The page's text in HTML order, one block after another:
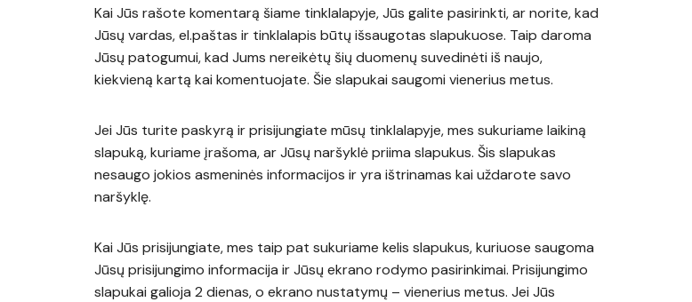
Kai Jūs rašote komentarą šiame tinklalapyje, Jūs galite pasirinkti, ar norite, kad
Jūsų vardas, el.paštas ir tinklalapis būtų išsaugotas slapukuose. Taip daroma
Jūsų patogumui, kad Jums nereikėtų šių duomenų suvedinėti iš naujo,
kiekvieną kartą kai komentuojate. Šie slapukai saugomi vienerius metus.
Jei Jūs turite paskyrą ir prisijungiate mūsų tinklalapyje, mes sukuriame laikiną
slapuką, kuriame įrašoma, ar Jūsų naršyklė priima slapukus. Šis slapukas
nesaugo jokios asmeninės informacijos ir yra ištrinamas kai uždarote savo
naršyklę.
Kai Jūs prisijungiate, mes taip pat sukuriame kelis slapukus, kuriuose saugoma
Jūsų prisijungimo informacija ir Jūsų ekrano rodymo pasirinkimai. Prisijungimo
slapukai galioja 2 dienas, o ekrano nustatymų – vienerius metus. Jei Jūs